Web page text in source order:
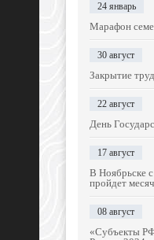
24 январь
Марафон
30 август
Закрытие
22 август
День
17 август
В Ноябрьске
пройдет
08 август
«Субъекты